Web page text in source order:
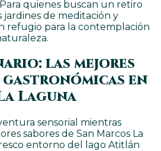
quienes buscan un retiro
jardines de meditación y
refugio para la contemplación
las mejores
gastronómicas en
Laguna
sensorial mientras
sabores de San Marcos La
entorno del lago Atitlán